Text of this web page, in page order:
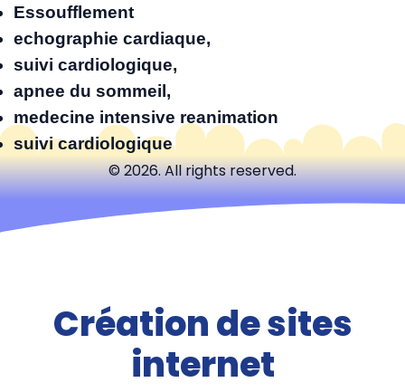
Essoufflement
echographie cardiaque,
suivi cardiologique,
apnee du sommeil,
medecine intensive reanimation
suivi cardiologique
© 2026. All rights reserved.
Création de sites
internet